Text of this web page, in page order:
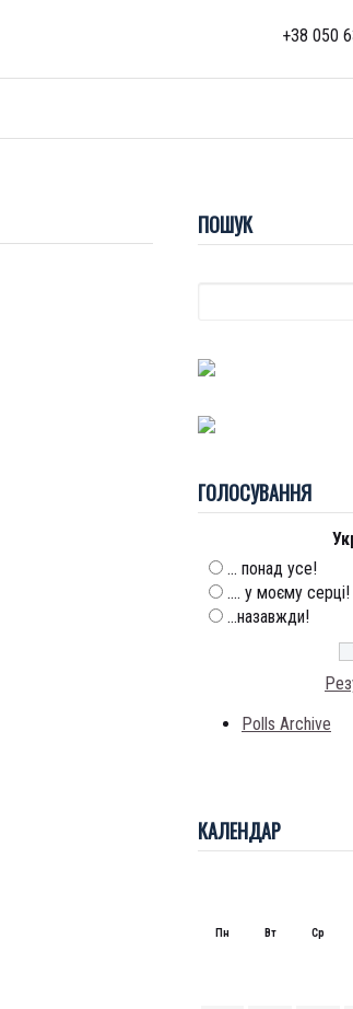
+38 050
ПОШУК
ГОЛОСУВАННЯ
... понад усе!
.... у моєму серці!
...назавжди!
Polls Archive
КАЛЕНДАР
Пн Вт Ср